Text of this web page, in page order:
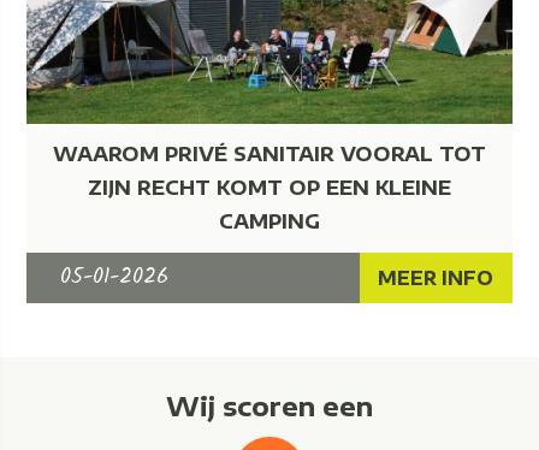
WAAROM PRIVÉ SANITAIR VOORAL TOT
ZIJN RECHT KOMT OP EEN KLEINE
CAMPING
05-01-2026 MEER INFO
Wij scoren een